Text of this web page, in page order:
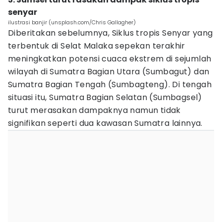
senyar
ilustrasi banjir (unsplash.com/Chris Gallagher)
Diberitakan sebelumnya, Siklus tropis Senyar yang
terbentuk di Selat Malaka sepekan terakhir
meningkatkan potensi cuaca ekstrem di sejumlah
wilayah di Sumatra Bagian Utara (Sumbagut) dan
Sumatra Bagian Tengah (Sumbagteng). Di tengah
situasi itu, Sumatra Bagian Selatan (Sumbagsel)
turut merasakan dampaknya namun tidak
signifikan seperti dua kawasan Sumatra lainnya.